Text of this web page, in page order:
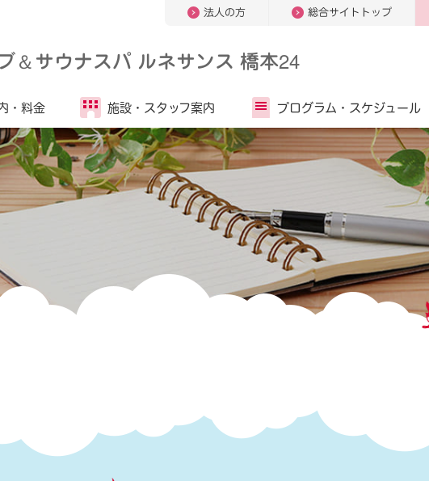
法人の方 総合サイトトップ
＆サウナスパ ルネサンス 橋本24
・ 料金 施設・ スタッフ案内 プログラム・ スケジュール